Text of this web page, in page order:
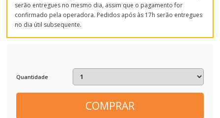
serão entregues no mesmo dia, assim que o pagamento for
confirmado pela operadora. Pedidos após às 17h serão entregues
no dia útil subsequente.
Quantidade
COMPRAR